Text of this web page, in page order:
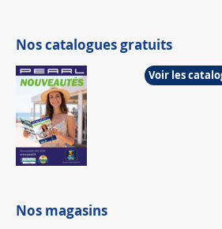
Nos catalogues gratuits
Voir les
Nos magasins